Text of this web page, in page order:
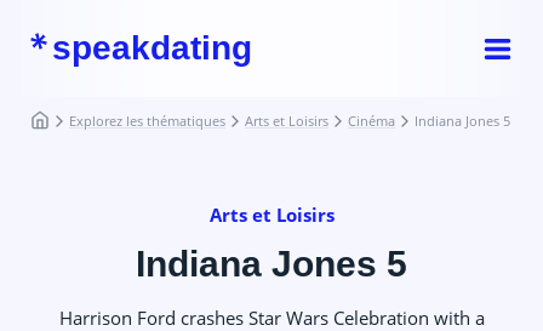
speakdating
Explorez les thématiques Arts et Loisirs Cinéma Indiana Jones 5
Arts et Loisirs
Indiana Jones 5
Harrison Ford crashes Star Wars Celebration with a